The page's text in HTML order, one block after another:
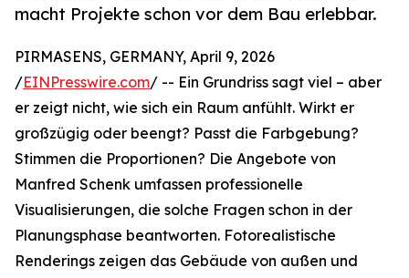
macht Projekte schon vor dem Bau erlebbar.
PIRMASENS, GERMANY, April 9, 2026
/EINPresswire.com/ -- Ein Grundriss sagt viel – aber
er zeigt nicht, wie sich ein Raum anfühlt. Wirkt er
großzügig oder beengt? Passt die Farbgebung?
Stimmen die Proportionen? Die Angebote von
Manfred Schenk umfassen professionelle
Visualisierungen, die solche Fragen schon in der
Planungsphase beantworten. Fotorealistische
Renderings zeigen das Gebäude von außen und